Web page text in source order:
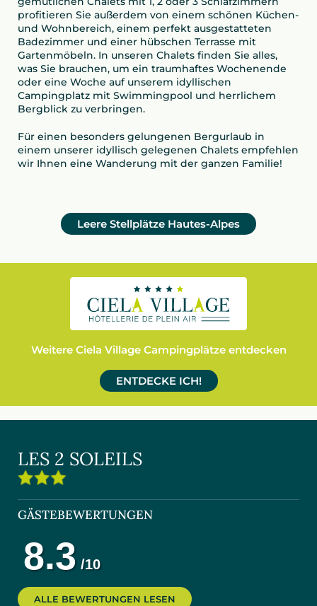
profitieren Sie außerdem von einem schönen Küchen-
und Wohnbereich, einem perfekt ausgestatteten
Badezimmer und einer hübschen Terrasse mit
Gartenmöbeln. In unseren Chalets finden Sie alles,
was Sie brauchen, um ein traumhaftes Wochenende
oder eine Woche auf unserem idyllischen
Campingplatz mit Swimmingpool und herrlichem
Bergblick zu verbringen.
Für einen besonders gelungenen Bergurlaub in
einem unserer idyllisch gelegenen Chalets empfehlen
wir Ihnen eine Wanderung mit der ganzen Familie!
Leere Stellplätze Hautes-Alpes
Weitere Ciela Village Campingplätze entdecken
ENTDECKE ICH!
LES 2 SOLEILS
GÄSTEBEWERTUNGEN
ALLE BEWERTUNGEN LESEN